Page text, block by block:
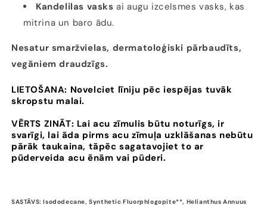
Kandelilas vasks ai augu izcelsmes vasks, kas
mitrina un baro ādu.
Nesatur smaržvielas, dermatoloģiski pārbaudīts,
vegāniem draudzīgs.
LIETOŠANA: Novelciet līniju pēc iespējas tuvāk
skropstu malai.
VĒRTS ZINĀT: Lai acu zīmulis būtu noturīgs, ir
svarīgi, lai āda pirms acu zīmuļa uzklāšanas nebūtu
pārāk taukaina, tāpēc sagatavojiet to ar
pūderveida acu ēnām vai pūderi.
SASTĀVS: Isododecane, Synthetic Fluorphlogopite**, Helianthus Annuus